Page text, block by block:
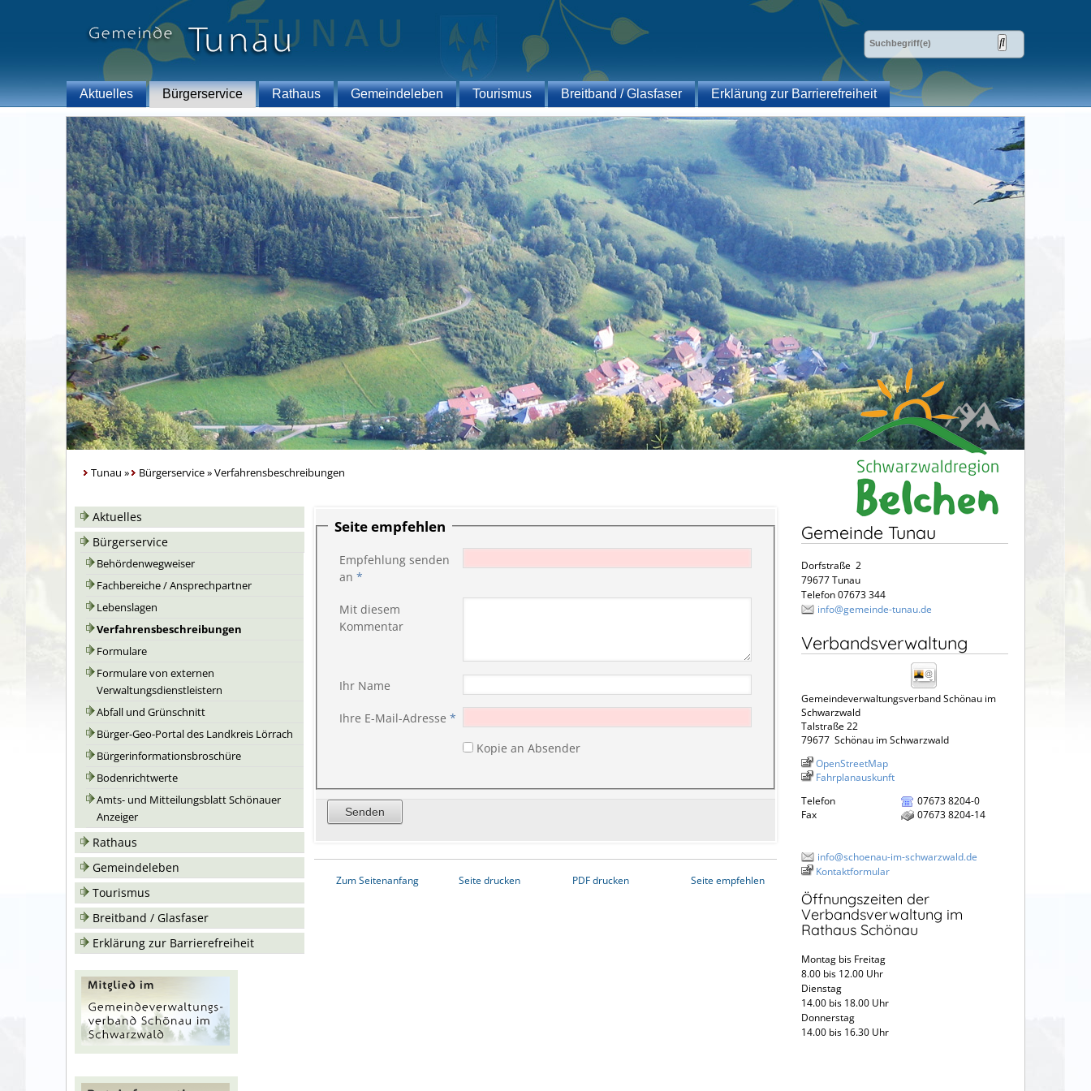
Aktuelles Bürgerservice Rathaus Gemeindeleben Tourismus Breitband / Glasfaser Erklärung zur Barrierefreiheit
Tunau » Bürgerservice»Verfahrensbeschreibungen
Aktuelles
Bürgerservice
Behördenwegweiser
Fachbereiche / Ansprechpartner
Lebenslagen
Verfahrensbeschreibungen
Formulare
Formulare von externen
Verwaltungsdienstleistern
Abfall und Grünschnitt
Bürger-Geo-Portal des Landkreis Lörrach
Bürgerinformationsbroschüre
Bodenrichtwerte
Amts- und Mitteilungsblatt Schönauer
Anzeiger
Rathaus
Gemeindeleben
Tourismus
Breitband / Glasfaser
Erklärung zur Barrierefreiheit
Seite empfehlen
Empfehlung senden
an *
Mit diesem
Kommentar
Ihr Name
Ihre E-Mail-Adresse *
Kopie an Absender
Zum Seitenanfang Seite drucken PDF drucken Seite empfehlen
Gemeinde Tunau
Dorfstraße 2
79677 Tunau
Telefon 07673 344
info@gemeinde-tunau.de
Verbandsverwaltung
Gemeindeverwaltungsverband Schönau im
Schwarzwald
Talstraße 22
79677 Schönau im Schwarzwald
OpenStreetMap
Fahrplanauskunft
Telefon
07673 8204-0
Fax
07673 8204-14
info@schoenau-im-schwarzwald.de
Kontaktformular
Öffnungszeiten der
Verbandsverwaltung im
Rathaus Schönau
Montag bis Freitag
8.00 bis 12.00 Uhr
Dienstag
14.00 bis 18.00 Uhr
Donnerstag
14.00 bis 16.30 Uhr